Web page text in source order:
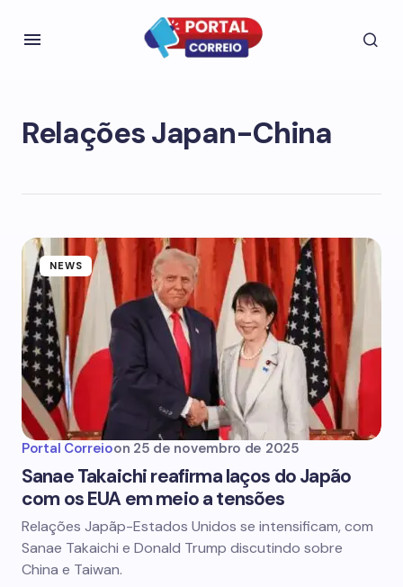
Relações Japan-China
NEWS
Portal Correioon 25 de novembro de 2025
Sanae Takaichi reafirma laços do Japão
com os EUA em meio a tensões
Relações Japãp-Estados Unidos se intensificam, com
Sanae Takaichi e Donald Trump discutindo sobre
China e Taiwan.